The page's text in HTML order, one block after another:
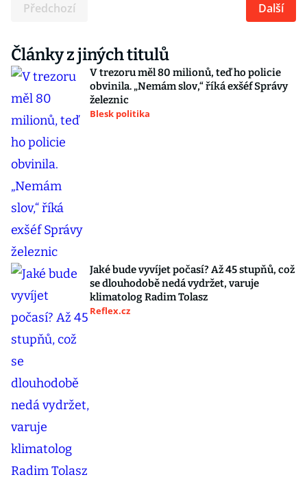
Předchozí Další
Články z jiných titulů
V trezoru měl 80 milionů, teď ho policie
obvinila. „Nemám slov,“ říká exšéf Správy
železnic
Blesk politika
Jaké bude vyvíjet počasí? Až 45 stupňů, což
se dlouhodobě nedá vydržet, varuje
klimatolog Radim Tolasz
Reflex.cz